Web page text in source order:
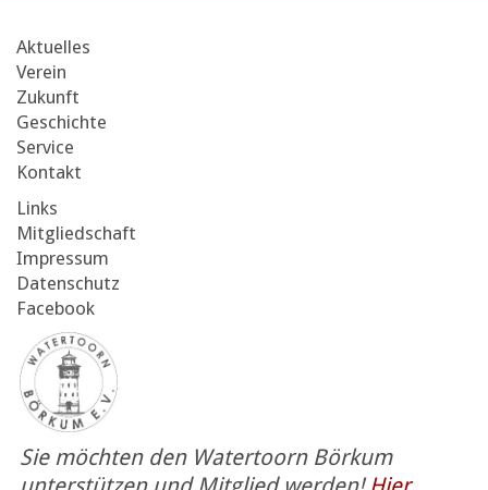
Aktuelles
Verein
Zukunft
Geschichte
Service
Kontakt
Links
Mitgliedschaft
Impressum
Datenschutz
Facebook
Sie möchten den Watertoorn Börkum